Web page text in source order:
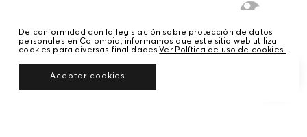
© COPYRIGHT 2020 STF GROUP S.A. TODOS LOS DERECHOS RESERVADOS.
De conformidad con la legislación sobre protección de datos
personales en Colombia, informamos que este sitio web utiliza
cookies para diversas finalidades.Ver Política de uso de cookies.
Aceptar cookies